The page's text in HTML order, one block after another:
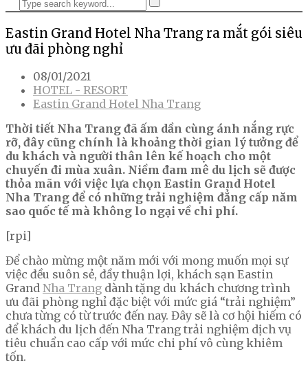
Eastin Grand Hotel Nha Trang ra mắt gói siêu
ưu đãi phòng nghỉ
08/01/2021
HOTEL - RESORT
Eastin Grand Hotel Nha Trang
Thời tiết Nha Trang đã ấm dần cùng ánh nắng rực
rỡ, đây cũng chính là khoảng thời gian lý tưởng để
du khách và người thân lên kế hoạch cho một
chuyến đi mùa xuân. Niềm đam mê du lịch sẽ được
thỏa mãn với việc lựa chọn Eastin Grand Hotel
Nha Trang để có những trải nghiệm đẳng cấp năm
sao quốc tế mà không lo ngại về chi phí.
[rpi]
Để chào mừng một năm mới với mong muốn mọi sự
việc đều suôn sẻ, đầy thuận lợi, khách sạn Eastin
Grand Nha Trang dành tặng du khách chương trình
ưu đãi phòng nghỉ đặc biệt với mức giá “trải nghiệm”
chưa từng có từ trước đến nay. Đây sẽ là cơ hội hiếm có
để khách du lịch đến Nha Trang trải nghiệm dịch vụ
tiêu chuẩn cao cấp với mức chi phí vô cùng khiêm
tốn.